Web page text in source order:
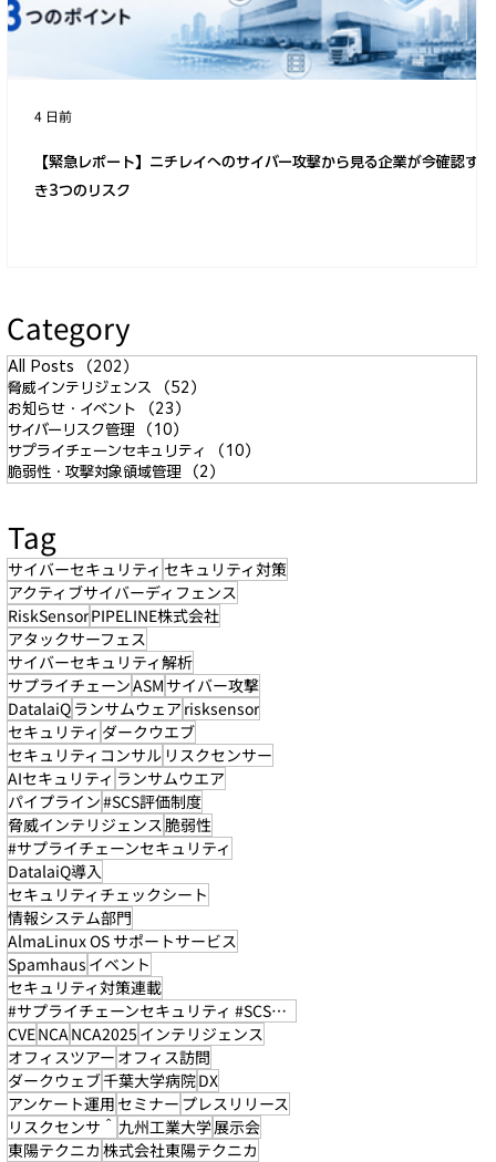
【緊急レポート】ニチレイへのサイバー攻撃から見る企業が今確認すべ
き3つのリスク
4 日前
Category
All Posts （202）
脅威インテリジェンス
（52）
お知らせ・イベント
（23）
サイバーリスク管理
（10）
サプライチェーンセキュリティ
（10）
脆弱性・攻撃対象領域管理
（2）
Tag
サイバーセキュリティ セキュリティ対策
アクティブサイバーディフェンス
RiskSensorPIPELINE株式会社
アタックサーフェス
サイバーセキュリティ解析
サプライチェーンASM サイバー攻撃
DatalaiQ ランサムウェア risksensor
セキュリティ ダークウエブ
セキュリティコンサル リスクセンサー
AIセキュリティ ランサムウエア
パイプライン#SCS評価制度
脅威インテリジェンス 脆弱性
#サプライチェーンセキュリティ
DatalaiQ導入
セキュリティチェックシート
情報システム部門
AlmaLinux OS サポートサービス
Spamhaus イベント
セキュリティ対策連載
#サプライチェーンセキュリティ #SCS評価制度
CVENCA NCA2025 インテリジェンス
オフィスツアー オフィス訪問
ダークウェブ千葉大学病院DX
アンケート運用 セミナー プレスリリース
リスクセンサ＾ 九州工業大学展示会
東陽テクニカ 株式会社東陽テクニカ